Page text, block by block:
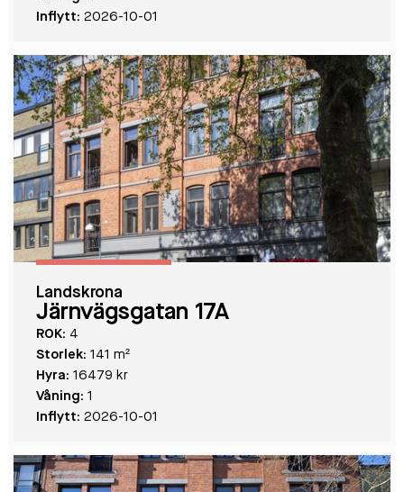
Inflytt: 2026-10-01
Landskrona
Järnvägsgatan 17A
ROK: 4
Storlek: 141 m²
Hyra: 16479 kr
Våning: 1
Inflytt: 2026-10-01